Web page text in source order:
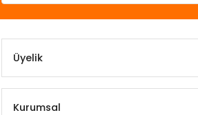
Üyelik
Kurumsal